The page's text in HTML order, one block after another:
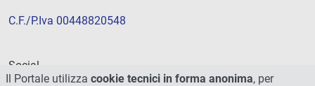
C.F./P.Iva 00448820548
Social
Il Portale utilizza cookie tecnici in forma anonima, per